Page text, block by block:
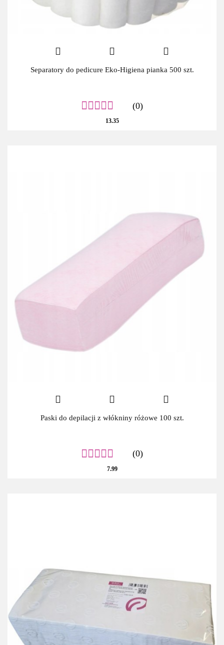
Separatory do pedicure Eko-Higiena pianka 500 szt.
(0)
13.35
Paski do depilacji z włókniny różowe 100 szt.
(0)
7.99